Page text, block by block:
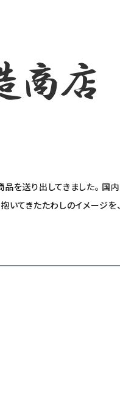
を送り出してきました。
てきたたわしのイメージ